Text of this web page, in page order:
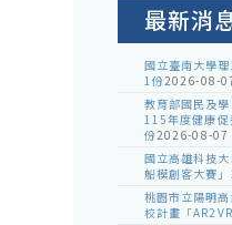
最新消
國立臺南大學
1份2026-08-
教育部國民及
115年度健康促
份2026-08-07
國立高雄科技
船模創客大賽」
桃園市立陽明
校計畫「